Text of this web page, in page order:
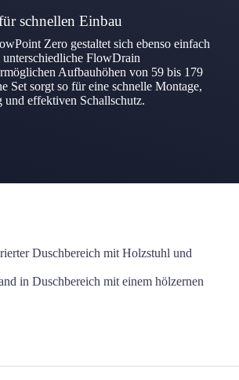
schnellen Einbau
Zero gestaltet sich ebenso einfach
FlowDrain
Aufbauhöhen von 59 bis 179
Set sorgt so für eine schnelle Montage,
und effektiven Schallschutz.